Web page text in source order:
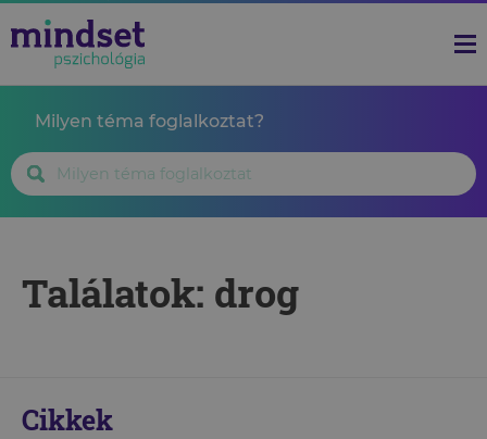
Milyen téma foglalkoztat?
Találatok: drog
Cikkek